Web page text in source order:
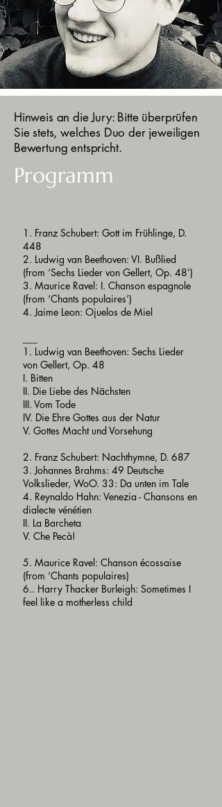
Hinweis an die Jury: Bitte überprüfen
Sie stets, welches Duo der jeweiligen
Bewertung entspricht.
Programm
1. Franz Schubert: Gott im Frühlinge, D.
448
2. Ludwig van Beethoven: VI. Bußlied
(from ‘Sechs Lieder von Gellert, Op. 48’)
3. Maurice Ravel: I. Chanson espagnole
(from ‘Chants populaires’)
4. Jaime Leon: Ojuelos de Miel
1. Ludwig van Beethoven: Sechs Lieder
von Gellert, Op. 48
I. Bitten
II. Die Liebe des Nächsten
III. Vom Tode
IV. Die Ehre Gottes aus der Natur
V. Gottes Macht und Vorsehung
2. Franz Schubert: Nachthymne, D. 687
3. Johannes Brahms: 49 Deutsche
Volkslieder, WoO. 33: Da unten im Tale
4. Reynaldo Hahn: Venezia - Chansons en
dialecte vénétien
II. La Barcheta
V. Che Pecà!
5. Maurice Ravel: Chanson écossaise
(from ‘Chants populaires)
6.. Harry Thacker Burleigh: Sometimes I
feel like a motherless child